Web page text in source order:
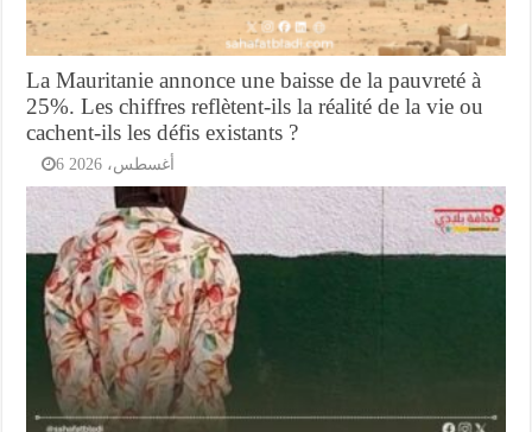
La Mauritanie annonce une baisse de la pauvreté à
25%. Les chiffres reflètent-ils la réalité de la vie ou
cachent-ils les défis existants ?
6 أغسطس، 2026